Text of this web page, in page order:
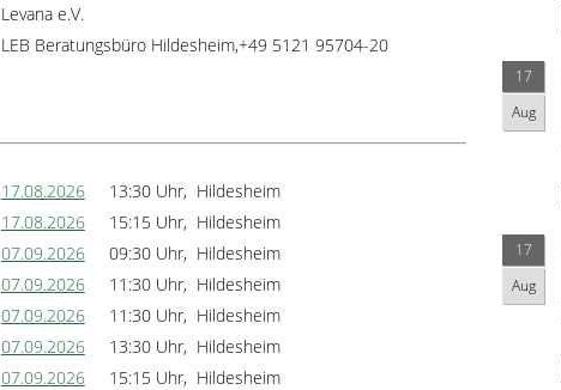
Levana e.V.
LEB Beratungsbüro Hildesheim,+49 5121 95704-20
17.08.202613:30 Uhr, Hildesheim
17.08.202615:15 Uhr, Hildesheim
07.09.202609:30 Uhr, Hildesheim
07.09.202611:30 Uhr, Hildesheim
07.09.202611:30 Uhr, Hildesheim
07.09.202613:30 Uhr, Hildesheim
07.09.202615:15 Uhr, Hildesheim
17
Aug
17
Aug